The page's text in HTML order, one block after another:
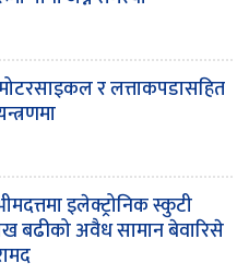
र लत्ताकपडासहित
इलेक्ट्रोनिक स्कुटी
बढीको अवैध सामान बेवारिसे